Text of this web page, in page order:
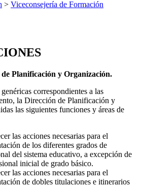
> Viceconsejería de Formación
Planificación y Organización.
correspondientes a las
la Dirección de Planificación y
las siguientes funciones y áreas de
las acciones necesarias para el
de los diferentes grados de
del sistema educativo, a excepción de
inicial de grado básico.
las acciones necesarias para el
de dobles titulaciones e itinerarios